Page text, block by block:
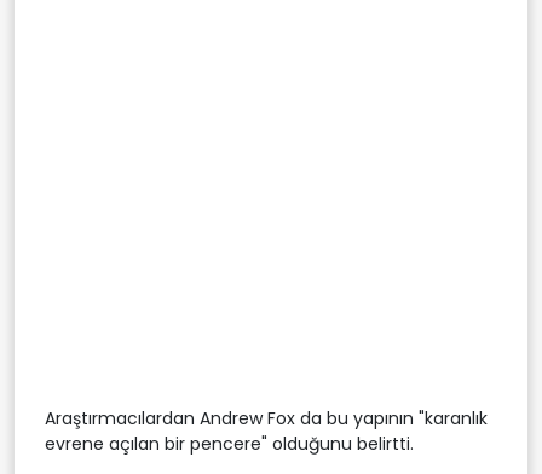
Araştırmacılardan Andrew Fox da bu yapının "karanlık
evrene açılan bir pencere" olduğunu belirtti.